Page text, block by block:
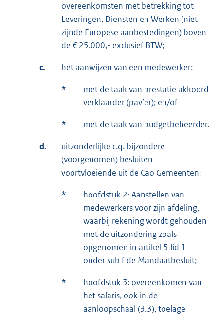
overeenkomsten met betrekking tot
Leveringen, Diensten en Werken (niet
zijnde Europese aanbestedingen) boven
de € 25.000,- exclusief BTW;
c. het aanwijzen van een medewerker:
*
met de taak van prestatie akkoord
verklaarder (pav’er); en/of
* met de taak van budgetbeheerder.
d.
uitzonderlijke c.q. bijzondere
(voorgenomen) besluiten
voortvloeiende uit de Cao Gemeenten:
*
hoofdstuk 2: Aanstellen van
medewerkers voor zijn afdeling,
waarbij rekening wordt gehouden
met de uitzondering zoals
opgenomen in artikel 5 lid 1
onder sub f de Mandaatbesluit;
*
hoofdstuk 3: overeenkomen van
het salaris, ook in de
aanloopschaal (3.3), toelage